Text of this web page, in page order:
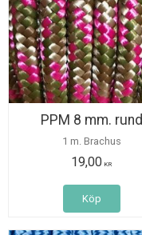
PPM 8 mm. rund
1 m. Brachus
19,00 KR
Köp